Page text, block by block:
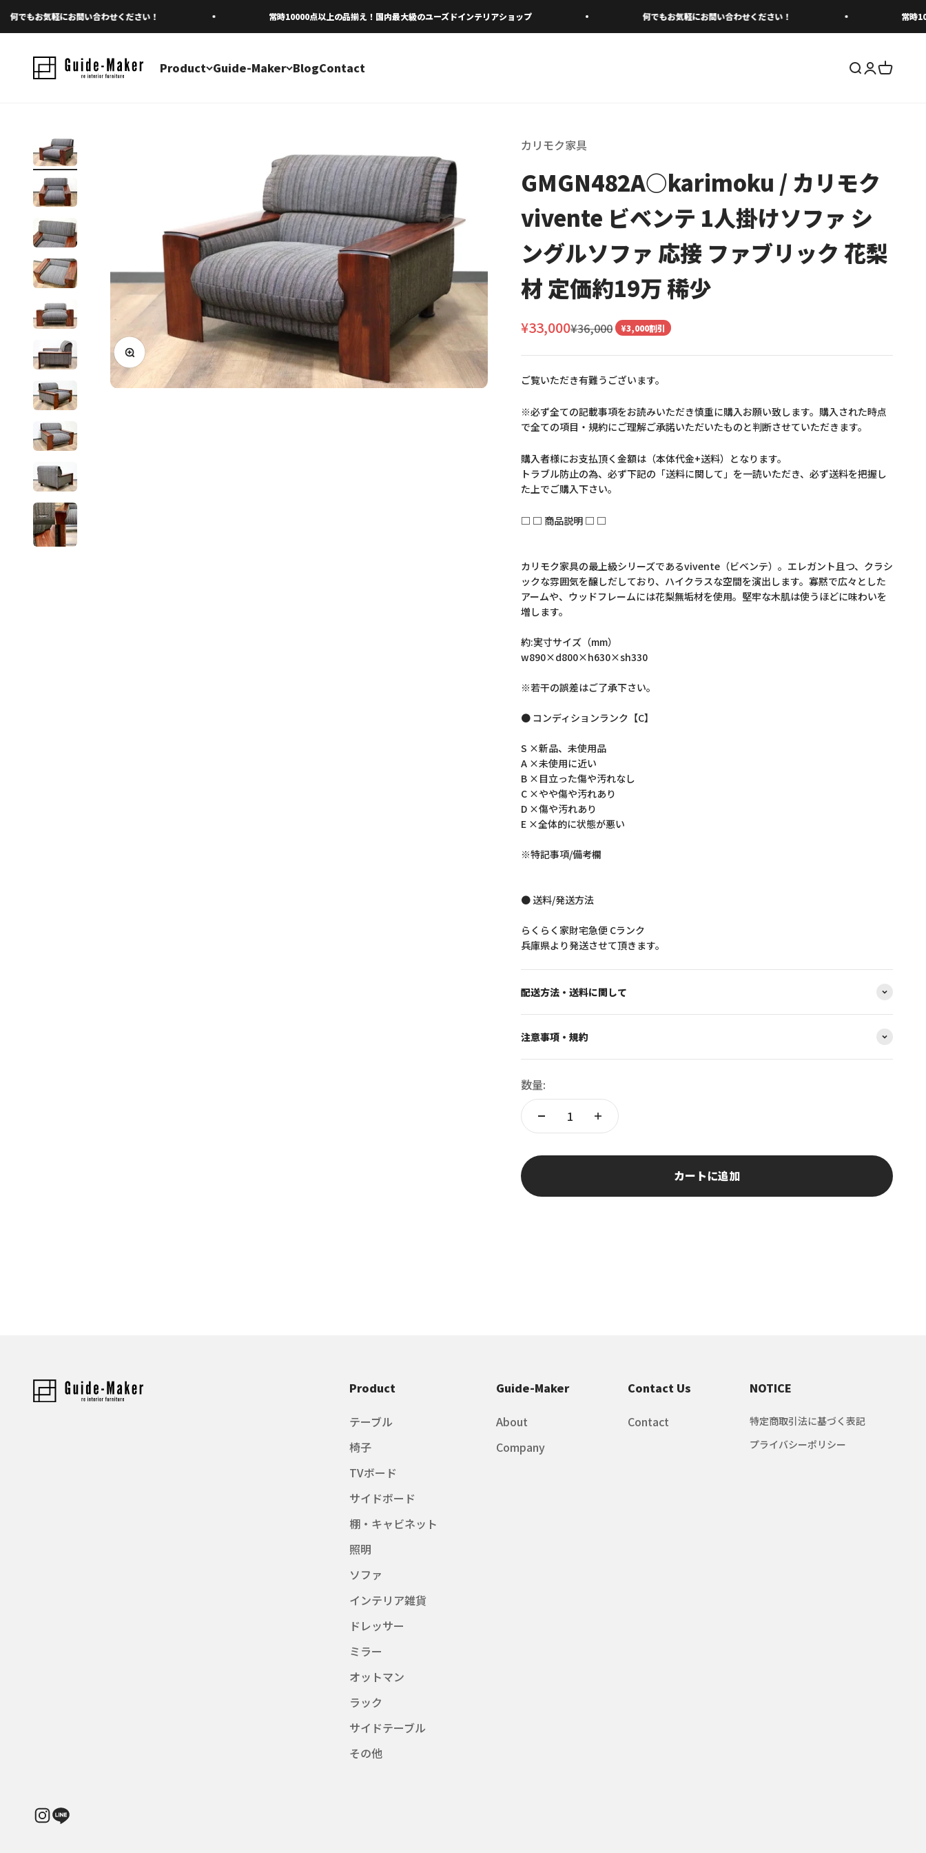
もお気軽にお問い合わせください！ 常時10000点以上の品揃え！国内最大級のユーズドインテリアショップ 何でもお気軽にお問い合わせください！ 常時
Product Guide-Maker BlogContact 検索を開く
アカウント
カートを
ズームイン
カリモク家具
GMGN482A○karimoku / カリモク
vivente ビベンテ 1人掛けソファ シ
ングルソファ 応接 ファブリック 花梨
材 定価約19万 稀少
セール価格
¥33,000通常価格
¥36,000 ¥3,000割引
ご覧いただき有難うございます。
※必ず全ての記載事項をお読みいただき慎重に購入お願い致します。購入された時点
で全ての項目・規約にご理解ご承諾いただいたものと判断させていただきます。
購入者様にお支払頂く金額は（本体代金+送料）となります。
トラブル防止の為、必ず下記の「送料に関して」を一読いただき、必ず送料を把握し
た上でご購入下さい。
□ □ 商品説明 □ □
カリモク家具の最上級シリーズであるvivente（ビベンテ）。エレガント且つ、クラシ
ックな雰囲気を醸しだしており、ハイクラスな空間を演出します。寡黙で広々とした
アームや、ウッドフレームには花梨無垢材を使用。堅牢な木肌は使うほどに味わいを
増します。
約:実寸サイズ（mm）
w890×d800×h630×sh330
※若干の誤差はご了承下さい。
● コンディションランク【C】
S ×新品、未使用品
A ×未使用に近い
B ×目立った傷や汚れなし
C ×やや傷や汚れあり
D ×傷や汚れあり
E ×全体的に状態が悪い
※特記事項/備考欄
● 送料/発送方法
らくらく家財宅急便 Cランク
兵庫県より発送させて頂きます。
配送方法・送料に関して
注意事項・規約
数量:
カートに追加
Product
テーブル
椅子
TVボード
サイドボード
棚・キャビネット
照明
ソファ
インテリア雑貨
ドレッサー
ミラー
オットマン
ラック
サイドテーブル
その他
Guide-Maker
About
Company
Contact Us
Contact
NOTICE
特定商取引法に基づく表記
プライバシーポリシー